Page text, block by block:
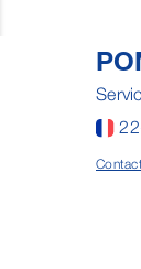
Contact